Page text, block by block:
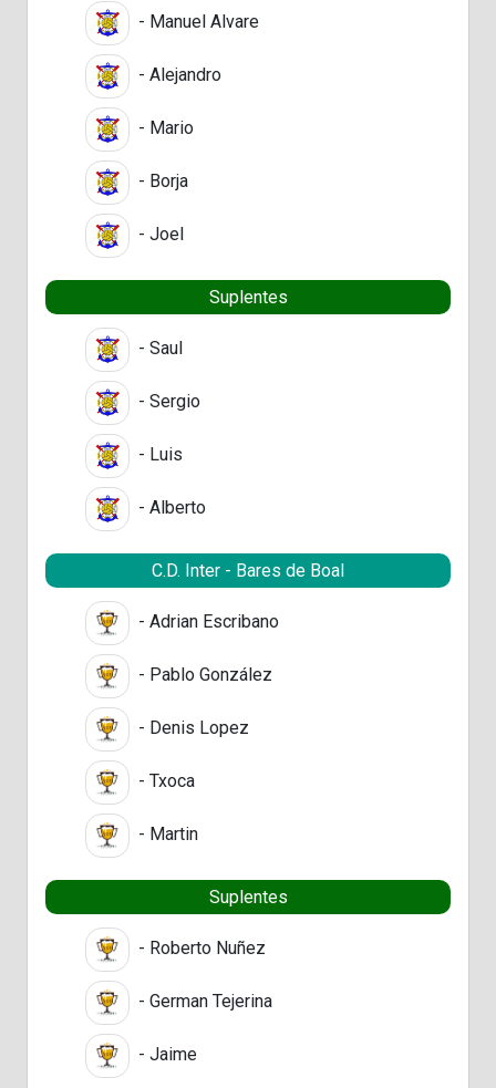
- Manuel Alvare
- Alejandro
- Mario
- Borja
- Joel
Suplentes
- Saul
- Sergio
- Luis
- Alberto
C.D. Inter - Bares de Boal
- Adrian Escribano
- Pablo González
- Denis Lopez
- Txoca
- Martin
Suplentes
- Roberto Nuñez
- German Tejerina
- Jaime